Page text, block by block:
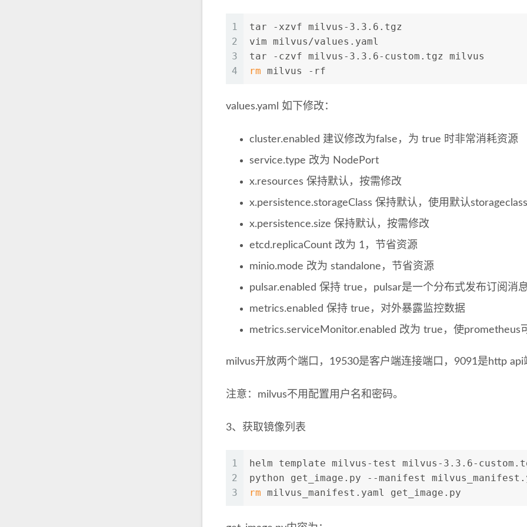
1
2
3
4
tar -xzvf milvus-3.3.6.tgz
vim milvus/values.yaml
tar -czvf milvus-3.3.6-custom.tgz milvus
rm milvus -rf
values.yaml 如下修改：
cluster.enabled 建议修改为false，为 true 时非常消耗资源
service.type 改为 NodePort
x.resources 保持默认，按需修改
x.persistence.storageClass 保持默认，使用默认storageclass
x.persistence.size 保持默认，按需修改
etcd.replicaCount 改为 1，节省资源
minio.mode 改为 standalone，节省资源
pulsar.enabled 保持 true，pulsar是一个分布式发布订阅消
metrics.enabled 保持 true，对外暴露监控数据
metrics.serviceMonitor.enabled 改为 true，使prometheus
milvus开放两个端口，19530是客户端连接端口，9091是http api
注意：milvus不用配置用户名和密码。
3、获取镜像列表
1
2
3
helm template milvus-test milvus-3.3.6-
python get_image.py --manifest
rm milvus_manifest.yaml get_image.py